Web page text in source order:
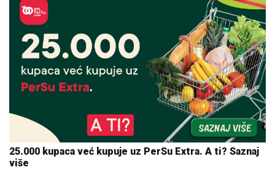
25.000 kupaca već kupuje uz PerSu Extra. A ti? Saznaj
više